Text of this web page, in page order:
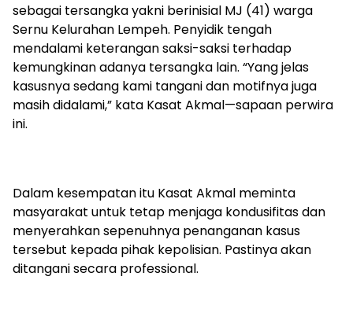
sebagai tersangka yakni berinisial MJ (41) warga
Sernu Kelurahan Lempeh. Penyidik tengah
mendalami keterangan saksi-saksi terhadap
kemungkinan adanya tersangka lain. “Yang jelas
kasusnya sedang kami tangani dan motifnya juga
masih didalami,” kata Kasat Akmal—sapaan perwira
ini.
Dalam kesempatan itu Kasat Akmal meminta
masyarakat untuk tetap menjaga kondusifitas dan
menyerahkan sepenuhnya penanganan kasus
tersebut kepada pihak kepolisian. Pastinya akan
ditangani secara professional.